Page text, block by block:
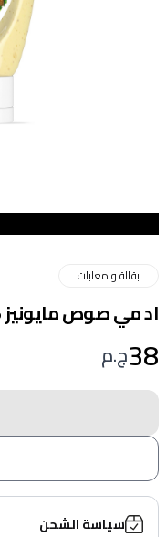
بقالة و معلبات
اد مي صوص مايونيز 225 جم
38ج.م
سياسة الشحن